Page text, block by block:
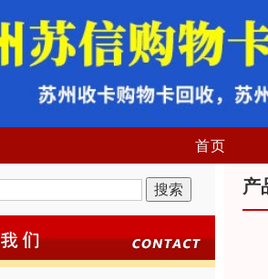
首页
产